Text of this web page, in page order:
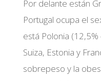
Por delante están
Portugal ocupa el
está Polonia
Suiza, Estonia y
sobrepeso y la